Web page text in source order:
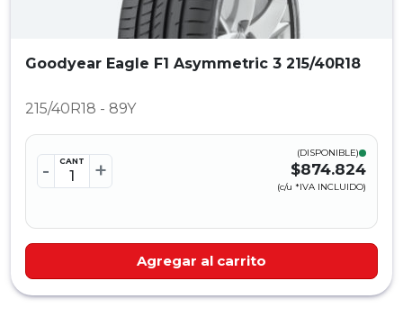
Goodyear Eagle F1 Asymmetric 3 215/40R18
215/40R18 - 89Y
- CANT +
(DISPONIBLE)
$874.824
(c/u *IVA INCLUIDO)
Agregar al carrito